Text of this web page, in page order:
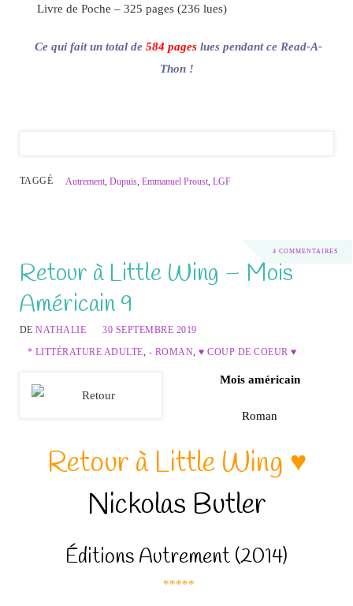
Livre de Poche – 325 pages (236 lues)
Ce qui fait un total de 584 pages lues pendant ce Read-A-
Thon !
TAGGÉ Autrement,Dupuis,Emmanuel Proust,LGF
4 COMMENTAIRES
Retour à Little Wing – Mois
Américain 9
DENATHALIE
30 SEPTEMBRE 2019
* LITTÉRATURE ADULTE, - ROMAN,♥ COUP DE COEUR ♥
Mois américain
Roman
Retour à Little Wing ♥
Nickolas Butler
Éditions Autrement (2014)
*****